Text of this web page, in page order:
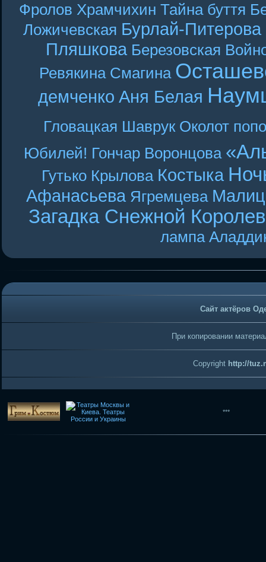
Фролов Храмчихин Тайна буття
Ложичевская Бурлай-Питерова
Пляшкова Березовская
Ревякина Смагина
демченко Аня Белая
Гловацкая Шаврук Околот
Юбилей! Гончар Воронцова
Гутько Крылова Костыка
Афанасьева Ягремцева
Загадка Снежной
лампа
Сайт актёров
При копировании
Copyright http://
***